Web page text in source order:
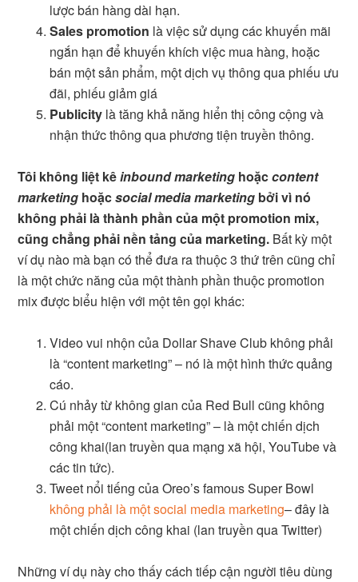
lược bán hàng dài hạn.
Sales promotion là việc sử dụng các khuyến mãi
ngắn hạn để khuyến khích việc mua hàng, hoặc
bán một sản phẩm, một dịch vụ thông qua phiếu ưu
đãi, phiếu giảm giá
Publicity là tăng khả năng hiển thị công cộng và
nhận thức thông qua phương tiện truyền thông.
Tôi không liệt kêinbound marketing hoặccontent
marketing hoặcsocial media marketing bởi vì nó
không phải là thành phần của một promotion mix,
cũng chẳng phải nền tảng của marketing. Bất kỳ một
ví dụ nào mà bạn có thể đưa ra thuộc 3 thứ trên cũng chỉ
là một chức năng của một thành phần thuộc promotion
mix được biểu hiện với một tên gọi khác:
Video vui nhộn của Dollar Shave Club không phải
là “content marketing” – nó là một hình thức quảng
cáo.
Cú nhảy từ không gian của Red Bull cũng không
phải một “content marketing” – là một chiến dịch
công khai(lan truyền qua mạng xã hội, YouTube và
các tin tức).
Tweet nổi tiếng của Oreo’s famous Super Bowl
không phải là một social media marketing– đây là
một chiến dịch công khai (lan truyền qua Twitter)
Những ví dụ này cho thấy cách tiếp cận người tiêu dùng